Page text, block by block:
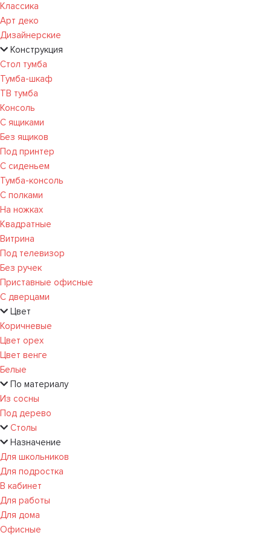
Классика
Арт деко
Дизайнерские
Конструкция
Стол тумба
Тумба-шкаф
ТВ тумба
Консоль
С ящиками
Без ящиков
Под принтер
С сиденьем
Тумба-консоль
С полками
На ножках
Квадратные
Витрина
Под телевизор
Без ручек
Приставные офисные
С дверцами
Цвет
Коричневые
Цвет орех
Цвет венге
Белые
По материалу
Из сосны
Под дерево
Столы
Назначение
Для школьников
Для подростка
В кабинет
Для работы
Для дома
Офисные